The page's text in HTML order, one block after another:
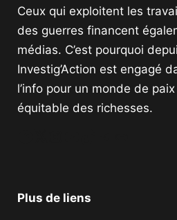
Ceux qui exploitent les
des guerres financent
médias. C’est pourquoi
Investig’Action est engagé
l’info pour un monde de
équitable des richesses.
Plus de liens